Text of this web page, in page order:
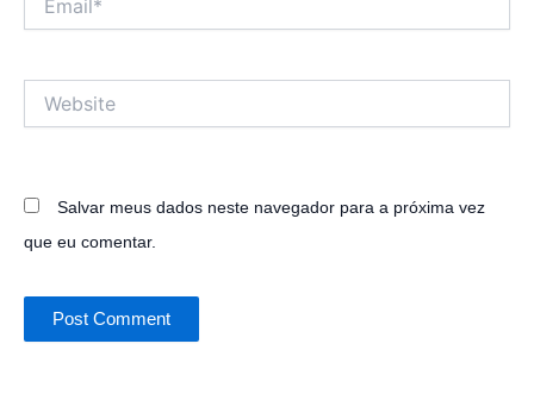
Salvar meus dados neste navegador para a próxima vez
que eu comentar.